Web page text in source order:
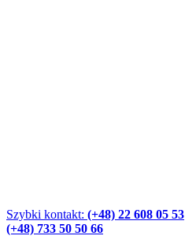
Szybki kontakt: (+48) 22 608 05 53
(+48) 733 50 50 66